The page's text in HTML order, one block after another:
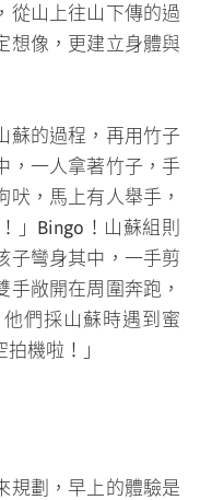
從山上往山下傳的過
想像，更建立身體與
蘇的過程，再用竹子
，一人拿著竹子，手
，馬上有人舉手，
」Bingo！山蘇組則
子彎身其中，一手剪
手敞開在周圍奔跑，
們採山蘇時遇到蜜
機啦！」
規劃，早上的體驗是